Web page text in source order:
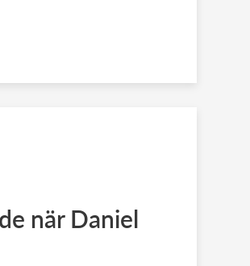
när Daniel